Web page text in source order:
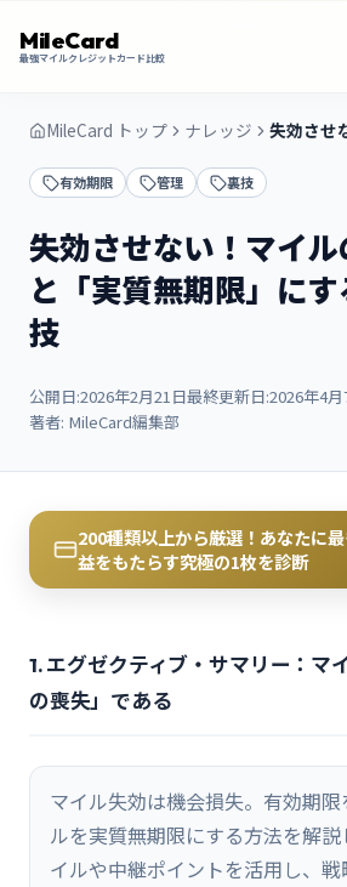
MileCard
最強マイルクレジットカード比較
MileCard トップ ナレッジ
有効期限 管理 裏技
失効させない！マイ
と「実質無期限」に
技
公開日:2026年2月21日最終更新日:2026年4月
著者: MileCard編集部
200種類以上から厳選！あなたに
益をもたらす究極の1枚を診断
1. エグゼクティブ・サマリー：マ
の喪失」である
マイル失効は機会損失。有効期
ルを実質無期限にする方法を解
イルや中継ポイントを活用し、